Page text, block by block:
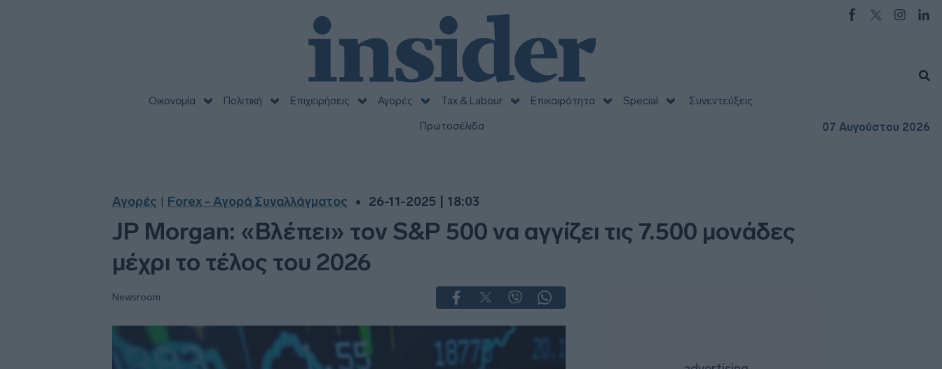
Οικονομία Πολιτική Επιχειρήσεις Αγορές Tax & Labour Επικαιρότητα Special
Συνεντεύξεις
Πρωτοσέλιδα
07 Αυγούστου 2026
Αγορές Forex - Αγορά Συναλλάγματος 26-11-2025 | 18:03
JP Morgan: «Βλέπει» τον S&P 500 να αγγίζει τις 7.500 μονάδες
μέχρι το τέλος του 2026
Newsroom